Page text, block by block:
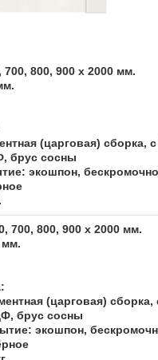
800, 900 х 2000 мм.
(царговая)
брус сосны
экошпон,
700, 800, 900 х 2000 мм.
мм.
(царговая)
брус сосны
экошпон,